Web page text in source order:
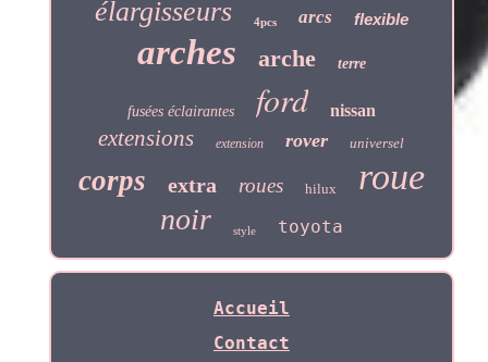
élargisseurs 4pcs arcs flexible
arches arche terre
fusées éclairantes ford nissan
extensions extension rover universel
corps extra roues hilux roue
noir style toyota
Accueil
Contact